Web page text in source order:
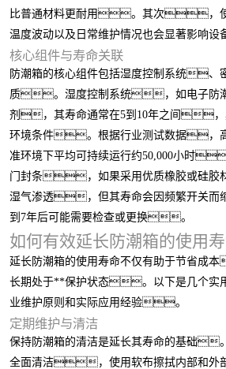
比普通材料更耐用。其次，
温度波动以及日常维护情况也会显著影响
核心组件与寿命关联
防潮箱的核心组件包括湿度控制系统、
质。湿度控制系统，如电子防潮
剂，其寿命通常在5到10年之间，
环境条件。根据行业测试数据，
准环境下平均可持续运行约50,000小时
门封条，如果采用优质橡胶或硅胶
湿气渗透，但其寿命会因频繁开关
到7年后可能需要检查或更换。
如何有效延长防潮箱的使用
延长防潮箱的使用寿命不仅有助于节省成
长期处于**保护状态。以下是几个
业维护原则和实际应用经验。
定期维护与清洁
保持防潮箱的清洁是延长其寿命的基础
全面清洁，使用软布擦拭内部和